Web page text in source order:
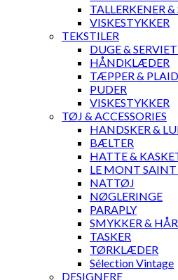
TALLERKENER &
VISKESTYKKER
TEKSTILER
DUGE &
HÅNDKLÆDER
TÆPPER &
PUDER
VISKESTYKKER
TØJ & ACCESSORIES
HANDSKER &
BÆLTER
HATTE &
LE MONT
NATTØJ
NØGLERINGE
PARAPLY
SMYKKER &
TASKER
TØRKLÆDER
Sélection Vintage
DESIGNERE